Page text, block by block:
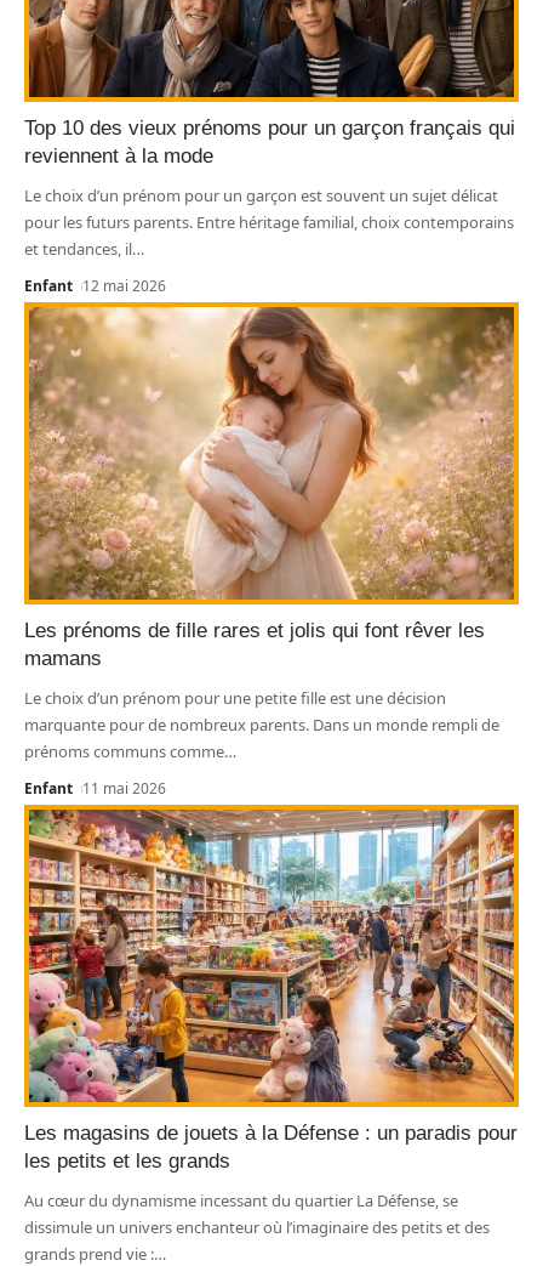
Top 10 des vieux prénoms pour un garçon français qui
reviennent à la mode
Le choix d’un prénom pour un garçon est souvent un sujet délicat
pour les futurs parents. Entre héritage familial, choix contemporains
et tendances, il…
Enfant 12 mai 2026
Les prénoms de fille rares et jolis qui font rêver les
mamans
Le choix d’un prénom pour une petite fille est une décision
marquante pour de nombreux parents. Dans un monde rempli de
prénoms communs comme…
Enfant 11 mai 2026
Les magasins de jouets à la Défense : un paradis pour
les petits et les grands
Au cœur du dynamisme incessant du quartier La Défense, se
dissimule un univers enchanteur où l’imaginaire des petits et des
grands prend vie :…